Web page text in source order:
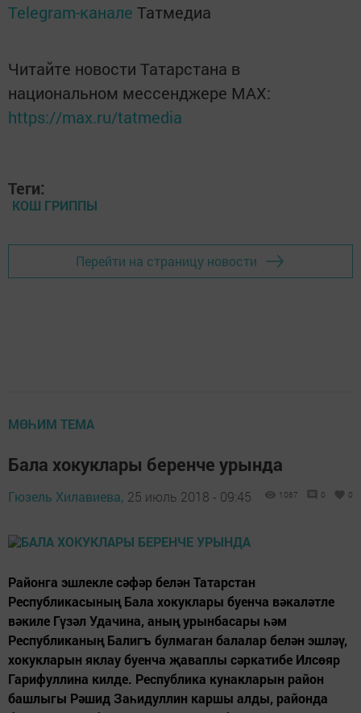
Telegram-канале Татмедиа
Читайте новости Татарстана в
национальном мессенджере MАХ:
https://max.ru/tatmedia
Теги:
КОШ ГРИППЫ
Перейти на страницу новости
МӨҺИМ ТЕМА
Бала хокуклары беренче урында
Гюзель Хилавиева, 25 июль 2018 - 09:45 1067 0 0
Районга эшлекле сәфәр белән Татарстан
Республикасының Бала хокуклары буенча вәкаләтле
вәкиле Гүзәл Удачина, аның урынбасары һәм
Республиканың Балигъ булмаган балалар белән эшләү,
хокукларын яклау буенча җаваплы сәркатибе Илсөяр
Гарифуллина килде. Республика кунакларын район
башлыгы Рәшид Заһидуллин каршы алды, районда